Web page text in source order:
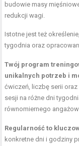
budowie masy
redukcji wagi.
Istotne jest też
tygodnia oraz
Twój program
unikalnych potrzeb i
ćwiczeń, liczbę serii
sesji na różne dni
równomiernego
Regularność to
konkretne dni i godziny